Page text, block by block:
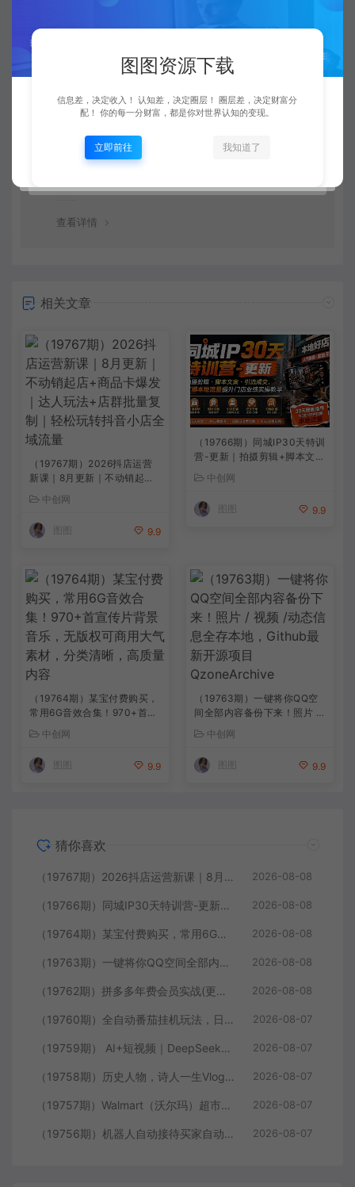
资源链接失效了怎么办？
可以联系图图资源下载站的官方客服放映情况，客服会第
查看详情
相关文章
（19767期）2026抖店运营
新课｜8月更新｜不动销起店
+商品卡爆发｜达人玩法+店
群批量复制｜轻松玩转抖音小
店全域流量
中创网
9.9
（19766期）同城IP30天特训
营-更新｜拍摄剪辑+脚本文案
+引流成交，打爆本地流量提
升门店业绩实操教学
中创网
9.9
（19764期）某宝付费购买，
常用6G音效合集！970+首宣
传片背景音乐，无版权可商用
大气素材，分类清晰，高质量
内容
中创网
9.9
（19763期）一键将你QQ空
间全部内容备份下来！照片 /
视频 /动态信息全存本地，Git
hub最新开源项目 QzoneArc
hive
中创网
9.9
猜你喜欢
（19767期）2026抖店运营新课｜8月更新｜不动销起店+商品卡爆发｜达人玩法+店群批量复制｜轻松玩转抖音小店全域流量 2026-08-08
（19766期）同城IP30天特训营-更新｜拍摄剪辑+脚本文案+引流成交，打爆本地流量提升门店业绩实操教学 2026-08-08
（19764期）某宝付费购买，常用6G音效合集！970+首宣传片背景音乐，无版权可商用大气素材，分类清晰，高质量内容 2026-08-08
（19763期）一键将你QQ空间全部内容备份下来！照片 / 视频 /动态信息全存本地，Github最新开源项目 QzoneArchive 2026-08-08
（19762期）拼多多年费会员实战(更新2026年)：从基础到高阶盈利，干货拉满，帮你建立稳定盈利运营知识体系 2026-08-08
（19760期）全自动番茄挂机玩法，日入300+，操作门槛低，一台电脑即可开展 2026-08-07
（19759期） AI+短视频｜DeepSeek即梦豆包小云雀全工具教学，从账号定位到剪映剪辑，零基础也能快速上手做爆款 2026-08-07
（19758期）历史人物，诗人一生Vlog教学， AI制作丨伙伴计划丨精选收益丨商单收徒 ，新领域红利期，抓紧做 2026-08-07
（19757期）Walmart（沃尔玛）超市浏览标注项目，单账号日收益20+ 单电脑日收益可达1000+带分佣机制 2026-08-07
（19756期）机器人自动接待买家自动发货，跟着系统学拼多多虚拟月入1-5万 2026-08-07
图图资源下载
信息差，决定收入！ 认知差，决定圈层！ 圈层差，决定财富分
配！ 你的每一分财富，都是你对世界认知的变现。
立即前往 我知道了